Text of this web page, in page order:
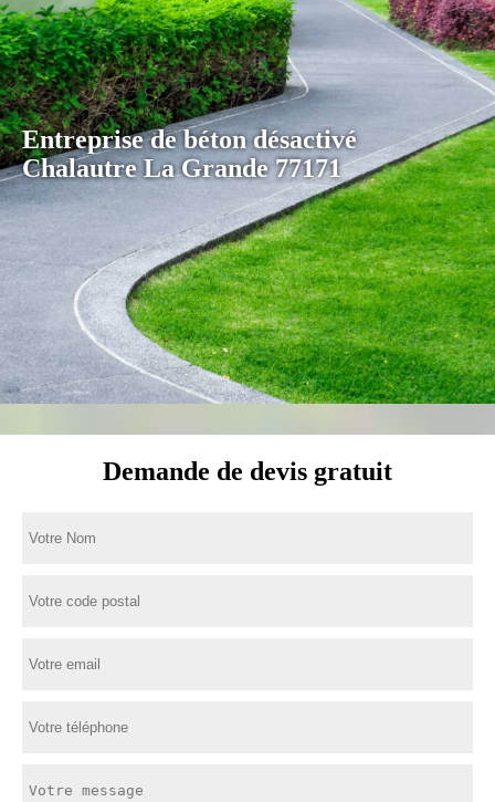
Entreprise de béton désactivé
Chalautre La Grande 77171
Demande de devis gratuit